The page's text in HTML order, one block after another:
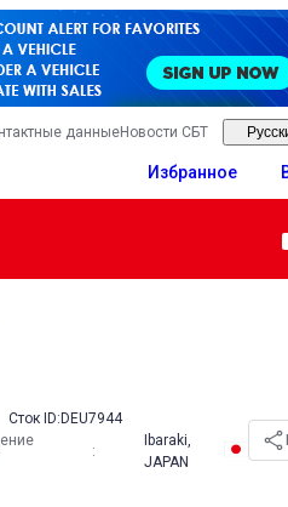
данныеНовости СБТ
Избранное
Сток ID: DEU7944
:
Ibaraki,
JAPAN